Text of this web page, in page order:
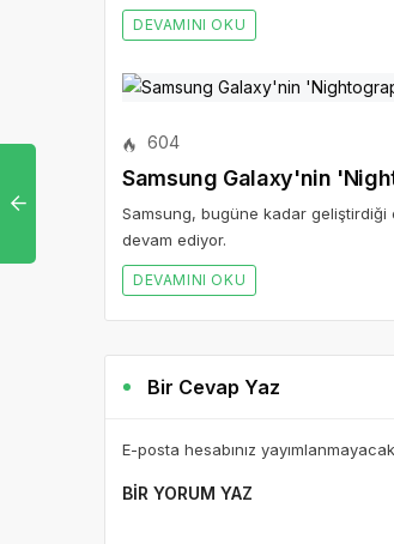
DEVAMINI OKU
604
Samsung Galaxy'nin
Samsung, bugüne kadar geliştirdiği
devam ediyor.
DEVAMINI OKU
Bir Cevap Yaz
E-posta hesabınız
BIR YORUM YAZ